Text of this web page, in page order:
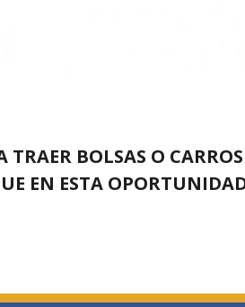
BOLSAS O
EN ESTA